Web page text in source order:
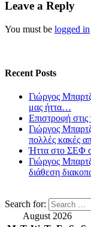
Leave a Reply
You must be logged in
Recent Posts
Γιώργος
μας ήττα…
Επιστροφή
Γιώργος
πολλές κακές
Ήττα στο ΣΕΦ
Γιώργος
διάθεση
Search for:
August 2026